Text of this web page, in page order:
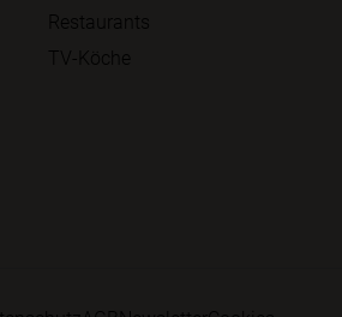
Restaurants
TV-Köche